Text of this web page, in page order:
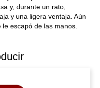
y, durante un rato,
y una ligera ventaja. Aún
escapó de las manos.